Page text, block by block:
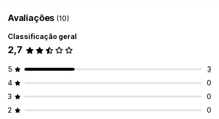
Avaliações (10)
Classificação geral
2,7
5
3
4
0
3
0
2
0